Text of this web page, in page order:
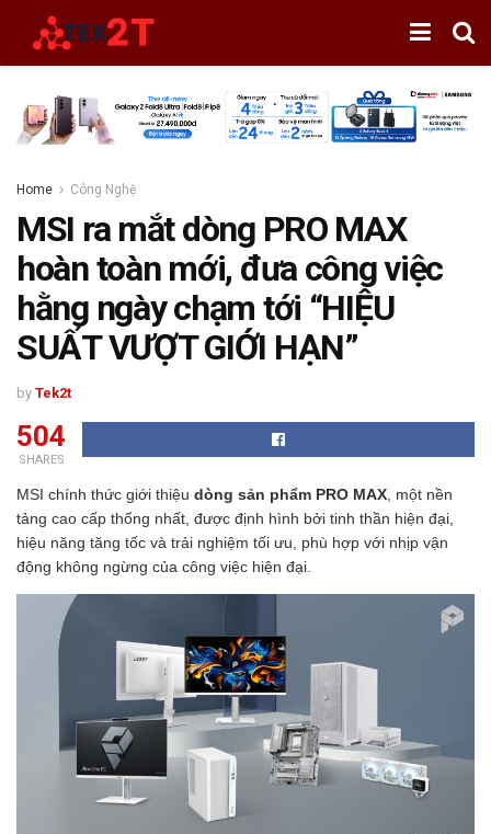
Home Công Nghệ
MSI ra mắt dòng PRO MAX
hoàn toàn mới, đưa công việc
hằng ngày chạm tới “HIỆU
SUẤT VƯỢT GIỚI HẠN”
by Tek2t
504
SHARES
MSI chính thức giới thiệu dòng sản phẩm PRO MAX , một nền
tảng cao cấp thống nhất, được định hình bởi tinh thần hiện đại,
hiệu năng tăng tốc và trải nghiệm tối ưu, phù hợp với nhịp vận
động không ngừng của công việc hiện đại.